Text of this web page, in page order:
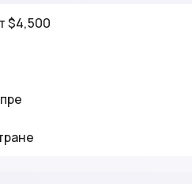
$4,500